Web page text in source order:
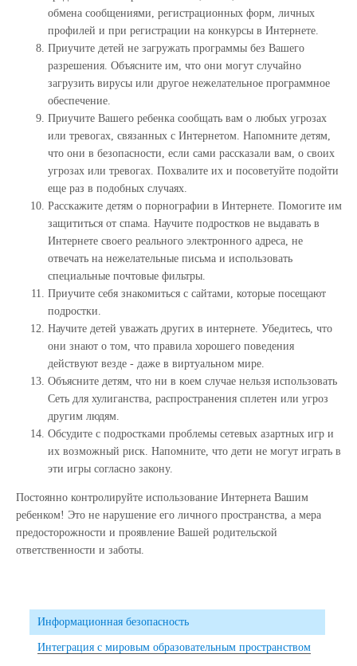
обмена сообщениями, регистрационных форм, личных
профилей и при регистрации на конкурсы в Интернете.
Приучите детей не загружать программы без Вашего
разрешения. Объясните им, что они могут случайно
загрузить вирусы или другое нежелательное программное
обеспечение.
Приучите Вашего ребенка сообщать вам о любых угрозах
или тревогах, связанных с Интернетом. Напомните детям,
что они в безопасности, если сами рассказали вам, о своих
угрозах или тревогах. Похвалите их и посоветуйте подойти
еще раз в подобных случаях.
Расскажите детям о порнографии в Интернете. Помогите им
защититься от спама. Научите подростков не выдавать в
Интернете своего реального электронного адреса, не
отвечать на нежелательные письма и использовать
специальные почтовые фильтры.
Приучите себя знакомиться с сайтами, которые посещают
подростки.
Научите детей уважать других в интернете. Убедитесь, что
они знают о том, что правила хорошего поведения
действуют везде - даже в виртуальном мире.
Объясните детям, что ни в коем случае нельзя использовать
Сеть для хулиганства, распространения сплетен или угроз
другим людям.
Обсудите с подростками проблемы сетевых азартных игр и
их возможный риск. Напомните, что дети не могут играть в
эти игры согласно закону.
Постоянно контролируйте использование Интернета Вашим
ребенком! Это не нарушение его личного пространства, а мера
предосторожности и проявление Вашей родительской
ответственности и заботы.
Информационная безопасность
Интеграция с мировым образовательным пространством